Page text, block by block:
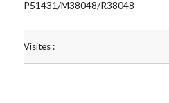
P51431/M38048/R38048
Visites :